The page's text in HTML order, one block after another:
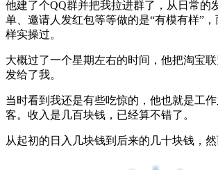
他建了个QQ群并把我拉进群了，从日常的
单、邀请人发红包等等做的是“有模有样”
样实操过。
大概过了一个星期左右的时间，他把淘宝
发给了我。
当时看到我还是有些吃惊的，他也就是工
客。收入是几百块钱，已经算不错了。
从起初的日入几块钱到后来的几十块钱，然